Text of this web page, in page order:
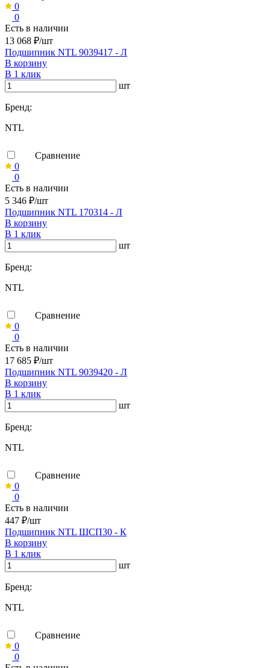
0
0
Есть в наличии
13 068 ₽/шт
Подшипник NTL 9039417 - Л
В корзину
В 1 клик
шт
Бренд:
NTL
Сравнение
0
0
Есть в наличии
5 346 ₽/шт
Подшипник NTL 170314 - Л
В корзину
В 1 клик
шт
Бренд:
NTL
Сравнение
0
0
Есть в наличии
17 685 ₽/шт
Подшипник NTL 9039420 - Л
В корзину
В 1 клик
шт
Бренд:
NTL
Сравнение
0
0
Есть в наличии
447 ₽/шт
Подшипник NTL ШСП30 - К
В корзину
В 1 клик
шт
Бренд:
NTL
Сравнение
0
0